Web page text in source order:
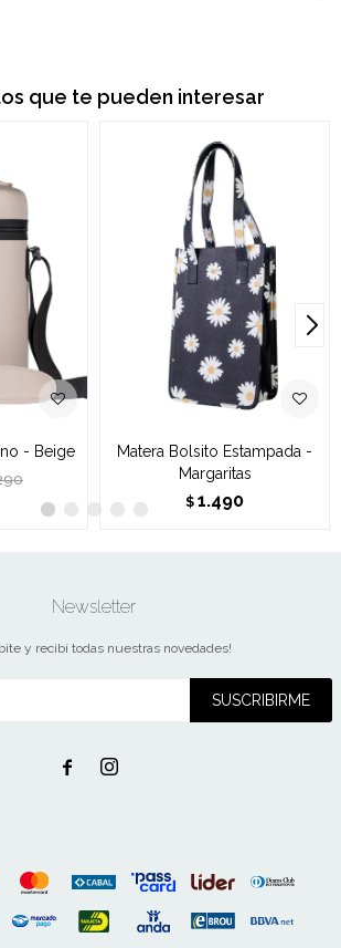
que te pueden interesar
- Beige
Matera Bolsito Estampada -
Margaritas
$ 1.490
Newsletter
y recibí todas nuestras novedades!
SUSCRIBIRME
 